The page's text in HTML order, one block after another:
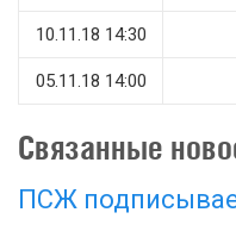
10.11.18 14:30
05.11.18 14:00
Связанные
ПСЖ